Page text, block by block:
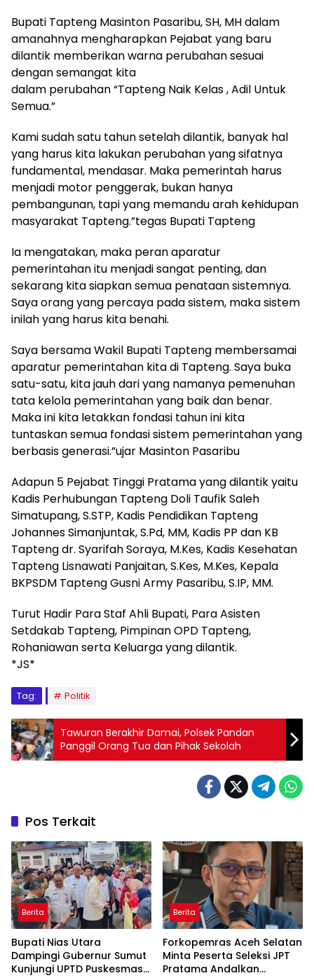
Bupati Tapteng Masinton Pasaribu, SH, MH dalam
amanahnya mengharapkan Pejabat yang baru
dilantik memberikan warna perubahan sesuai
dengan semangat kita
dalam perubahan “Tapteng Naik Kelas , Adil Untuk
Semua.”
Kami sudah satu tahun setelah dilantik, banyak hal
yang harus kita lakukan perubahan yang sifatnya
fundamental, mendasar. Maka pemerintah harus
menjadi motor penggerak, bukan hanya
pembangunan, tapi yang memandu arah kehidupan
masyarakat Tapteng.”tegas Bupati Tapteng
Ia mengatakan, maka peran aparatur
pemerintahan itu menjadi sangat penting, dan
sekarang kita siapkan semua penataan sistemnya.
Saya orang yang percaya pada sistem, maka sistem
inilah yang harus kita benahi.
Saya bersama Wakil Bupati Tapteng membersamai
aparatur pemerintahan kita di Tapteng. Saya buka
satu-satu, kita jauh dari yang namanya pemenuhan
tata kelola pemerintahan yang baik dan benar.
Maka ini kita letakkan fondasi tahun ini kita
tuntaskan semua fondasi sistem pemerintahan yang
berbasis generasi.”ujar Masinton Pasaribu
Adapun 5 Pejabat Tinggi Pratama yang dilantik yaitu
Kadis Perhubungan Tapteng Doli Taufik Saleh
Simatupang, S.STP, Kadis Pendidikan Tapteng
Johannes Simanjuntak, S.Pd, MM, Kadis PP dan KB
Tapteng dr. Syarifah Soraya, M.Kes, Kadis Kesehatan
Tapteng Lisnawati Panjaitan, S.Kes, M.Kes, Kepala
BKPSDM Tapteng Gusni Army Pasaribu, S.IP, MM.
Turut Hadir Para Staf Ahli Bupati, Para Asisten
Setdakab Tapteng, Pimpinan OPD Tapteng,
Rohaniawan serta Keluarga yang dilantik.
*JS*
Tag: Politik
Tawuran Berakhir Damai, Polsek Pandan
Panggil Orang Tua dan Pihak Sekolah
Pos Terkait
Berita
Bupati Nias Utara
Dampingi Gubernur Sumut
Kunjungi UPTD Puskesmas
Berita
Forkopemras Aceh Selatan
Minta Peserta Seleksi JPT
Pratama Andalkan